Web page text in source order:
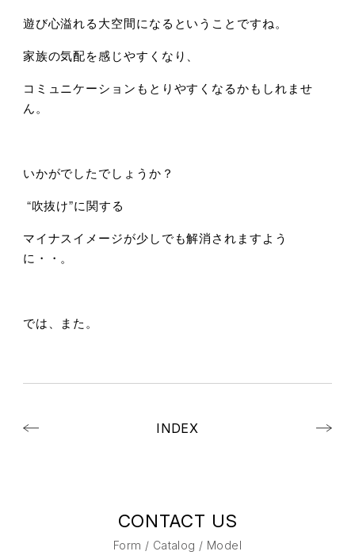
遊び心溢れる大空間になるということですね。
家族の気配を感じやすくなり、
コミュニケーションもとりやすくなるかもしれませ
ん。
いかがでしたでしょうか？
“吹抜け”に関する
マイナスイメージが少しでも解消されますよう
に・・。
では、また。
INDEX
CONTACT US
Form / Catalog / Model